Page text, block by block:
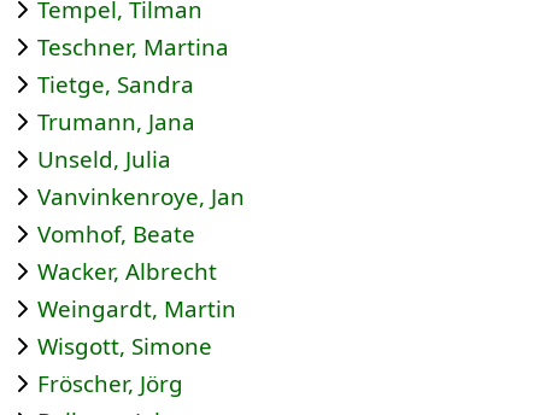
Tempel, Tilman
Teschner, Martina
Tietge, Sandra
Trumann, Jana
Unseld, Julia
Vanvinkenroye, Jan
Vomhof, Beate
Wacker, Albrecht
Weingardt, Martin
Wisgott, Simone
Fröscher, Jörg